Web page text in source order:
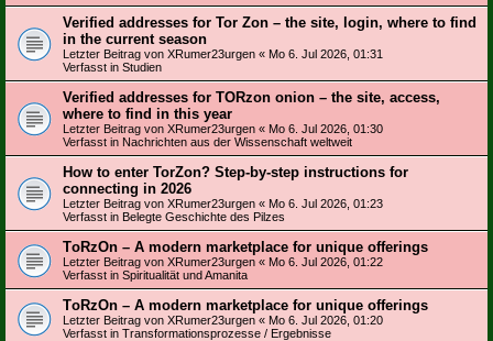
Verified addresses for Tor Zon – the site, login, where to find
in the current season
Letzter Beitrag von XRumer23urgen « Mo 6. Jul 2026, 01:31
Verfasst in Studien
Verified addresses for TORzon onion – the site, access,
where to find in this year
Letzter Beitrag von XRumer23urgen « Mo 6. Jul 2026, 01:30
Verfasst in Nachrichten aus der Wissenschaft weltweit
How to enter TorZon? Step-by-step instructions for
connecting in 2026
Letzter Beitrag von XRumer23urgen « Mo 6. Jul 2026, 01:23
Verfasst in Belegte Geschichte des Pilzes
TоRzOn – A modern marketplace for unique offerings
Letzter Beitrag von XRumer23urgen « Mo 6. Jul 2026, 01:22
Verfasst in Spiritualität und Amanita
TоRzOn – A modern marketplace for unique offerings
Letzter Beitrag von XRumer23urgen « Mo 6. Jul 2026, 01:20
Verfasst in Transformationsprozesse / Ergebnisse